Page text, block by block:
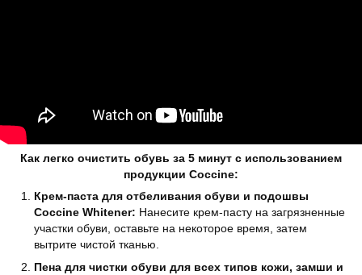
Как легко очистить обувь за 5 минут с использованием
продукции Coccine:
Крем-паста для отбеливания обуви и подошвы
Coccine Whitener: Нанесите крем-пасту на загрязненные
участки обуви, оставьте на некоторое время, затем
вытрите чистой тканью.
Пена для чистки обуви для всех типов кожи, замши и